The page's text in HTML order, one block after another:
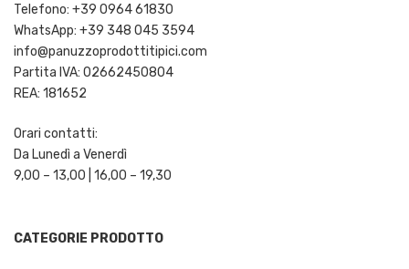
Telefono: +39 0964 61830
WhatsApp: +39 348 045 3594
info@panuzzoprodottitipici.com
Partita IVA: 02662450804
REA: 181652
Orari contatti:
Da Lunedì a Venerdì
9,00 – 13,00 | 16,00 – 19,30
CATEGORIE PRODOTTO